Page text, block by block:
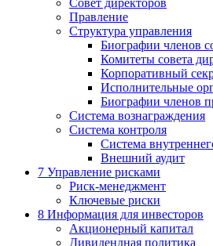
Совет директоров
Правление
Структура управления
Биографии членов
Комитеты совета
Корпоративный
Исполнительные
Биографии членов
Система вознаграждения
Система контроля
Система
Внешний аудит
7 Управление рисками
Риск-менеджмент
Ключевые риски
8 Информация для инвесторов
Акционерный капитал
Дивидендная политика